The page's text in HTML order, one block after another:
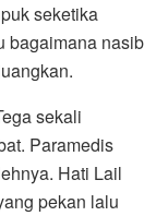
seketika
bagaimana nasib
sekali
Paramedis
Hati Lail
pekan lalu